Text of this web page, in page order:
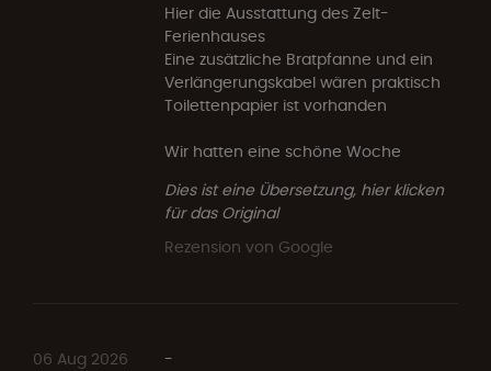
Hier die Ausstattung des Zelt-
Ferienhauses
Eine zusätzliche Bratpfanne und ein
Verlängerungskabel wären praktisch
Toilettenpapier ist vorhanden
Wir hatten eine schöne Woche
Dies ist eine Übersetzung, hier klicken
für das Original
Rezension von Google
06 Aug 2026
-